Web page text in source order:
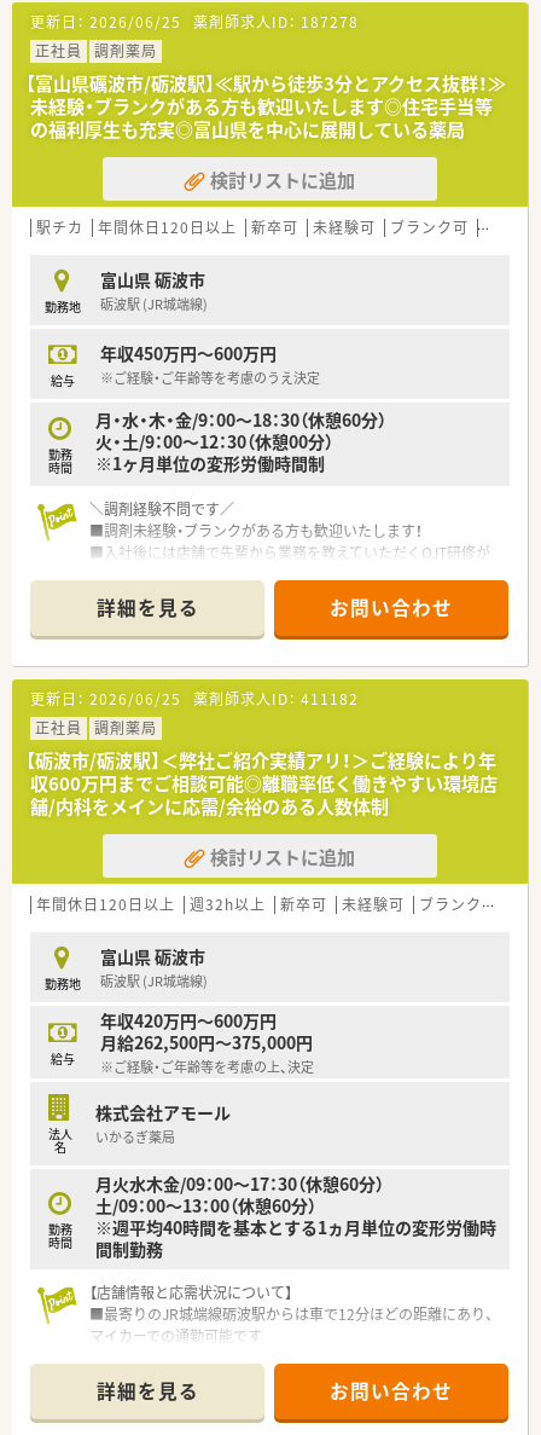
更新日： 2026/06/25 薬剤師求人ID： 187278
正社員
調剤薬局
【富山県礪波市/砺波駅】≪駅から徒歩3分とアクセス抜群！≫
未経験・ブランクがある方も歓迎いたします◎住宅手当等
の福利厚生も充実◎富山県を中心に展開している薬局
検討リストに追加
駅チカ 年間休日120日以上 新卒可 未経験可 ブランク可 車通勤
勤務地
富山県 砺波市
砺波駅 (JR城端線)
給与
年収450万円～600万円
※ご経験・ご年齢等を考慮のうえ決定
勤務
時間
月・水・木・金/9：00～18：30（休憩60分）
火・土/9：00～12：30（休憩00分）
※1ヶ月単位の変形労働時間制
＼調剤経験不問です／
■調剤未経験・ブランクがある方も歓迎いたします！
■入社後には店舗で先輩から業務を教えていただくOJT研修が
す
■5～6名の薬剤師様が在席しており、1人になることはなく、安
心してご勤務いただけます◎
■新卒の方も歓迎しています！「新人薬剤師研修評価シート」を
もとに3ヵ月後、半年後、1年後にフォローアップ研修があり、研
修制度も手厚いです！
その他たくさんの求人を取り扱っております！富山県専任のスタ
ッフがご提案いたしうます！ご希望お聞かせください◎
詳細を見る お問い合わせ
更新日： 2026/06/25 薬剤師求人ID： 411182
正社員
調剤薬局
【砺波市/砺波駅】＜弊社ご紹介実績アリ！＞ご経験により年
収600万円までご相談可能◎離職率低く働きやすい環境店
舗/内科をメインに応需/余裕のある人数体制
検討リストに追加
年間休日120日以上 週32h以上 新卒可 未経験可 ブランク可
勤務地
富山県 砺波市
砺波駅 (JR城端線)
給与
年収420万円～600万円
月給262,500円～375,000円
※ご経験・ご年齢等を考慮の上、決定
法人
名
株式会社アモール
いかるぎ薬局
勤務
時間
月火水木金/09：00～17：30（休憩60分）
土/09：00～13：00（休憩60分）
※週平均40時間を基本とする1ヵ月単位の変形労働時
間制勤務
【店舗情報と応需状況について】
■最寄りのJR城端線砺波駅からは車で12分ほどの距離にあり、
マイカーでの通勤可能です
1日平均30枚程度を受け付けています
■薬剤師は常時2名体制で事務員も複数名在籍しており、人員配
置にゆとりのある働きやすい環境です
詳細を見る お問い合わせ